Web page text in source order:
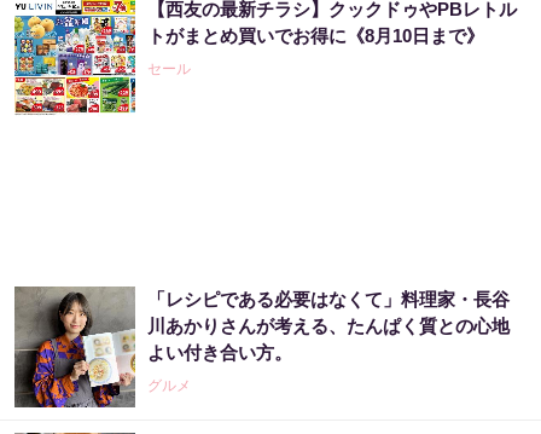
【西友の最新チラシ】クックドゥやPBレトル
トがまとめ買いでお得に《8月10日まで》
セール
「レシピである必要はなくて」料理家・長谷
川あかりさんが考える、たんぱく質との心地
よい付き合い方。
グルメ